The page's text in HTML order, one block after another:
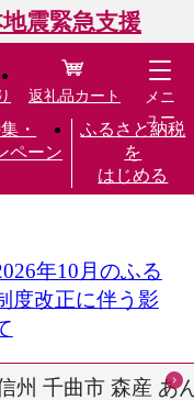
地震緊急支援
・
ペーン
ふるさと納税
を
はじめる
返礼品カート
メニ
ュー
年10月のふる
度改正に伴う影
州 千曲市 森産 あ